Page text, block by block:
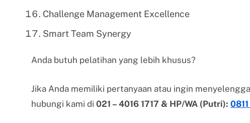
Challenge Management Excellence
Smart Team Synergy
Anda butuh pelatihan yang lebih khusus?
Jika Anda memiliki pertanyaan atau ingin
hubungi kami di 021 – 4016 1717 & HP/WA (Putri):